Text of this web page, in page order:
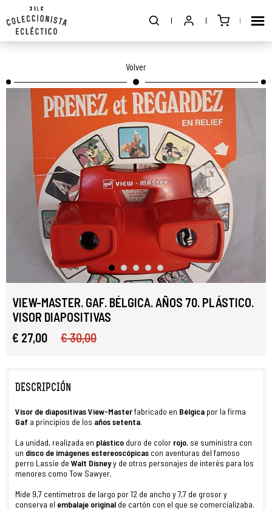
Volver
VIEW-MASTER. GAF. BÉLGICA. AÑOS 70. PLÁSTICO.
VISOR DIAPOSITIVAS
€ 27,00
€ 30,00
DESCRIPCIÓN
Visor de diapositivasView-Masterfabricado en Bélgica por la firma
Gaf a principios de los años setenta.
La unidad, realizada en plástico duro de color rojo, se suministra con
un disco de imágenes estereoscópicas con aventuras del famoso
perro Lassie de Walt Disneyy de otros personajes de interés para los
menores como Tow Sawyer.
Mide 9,7 centímetros de largo por 12 de ancho y 7,7 de grosor y
conserva el embalaje original de cartón con el que se comercializaba.